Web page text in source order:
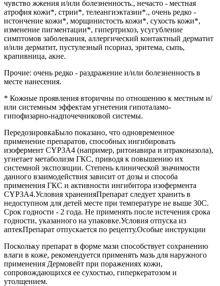
чувство жжения и/или болезненность., нечасто - местная
атрофия кожи*, стрии*, телеангиэктазии*., очень редко -
истончение кожи*, морщинистость кожи*, сухость кожи*,
изменение пигментации*, гипертрихоз, усугубление
симптомов заболевания, аллергический контактный дерматит
и/или дерматит, пустулезный псориаз, эритема, сыпь,
крапивница, акне.
Прочие: очень редко - раздражение и/или болезненность в
месте нанесения.
* Кожные проявления вторичны по отношению к местным и/
или системным эффектам угнетения гипоталамо-
гипофизарно-надпочечниковой системы.
ПередозировкаБыло показано, что одновременное
применение препаратов, способных ингибировать
изофермент CYP3A4 (например, ритонавира и итраконазола),
угнетает метаболизм ГКС, приводя к повышению их
системной экспозиции. Степень клинической значимости
данного взаимодействия зависит от дозы и способа
применения ГКС и активности ингибитора изофермента
CYP3A4.Условия храненияПрепарат следует хранить в
недоступном для детей месте при температуре не выше 30C.
Срок годности - 2 года. Не применять после истечения срока
годности, указанного на упаковке.Условия отпуска из
аптекПрепарат отпускается по рецепту.Особые инструкции
Поскольку препарат в форме мази способствует сохранению
влаги в коже, рекомендуется применять мазь для наружного
применения Дермовейт при поражениях кожи,
сопровождающихся ее сухостью, гиперкератозом и
утолщением.